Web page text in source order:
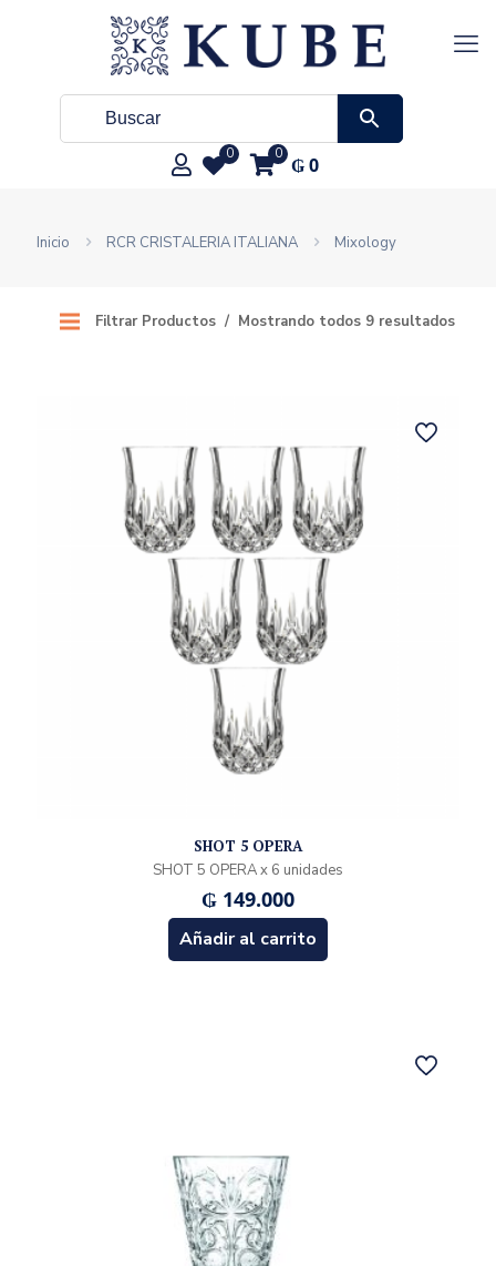
0 0 ₲0
Inicio RCR CRISTALERIA ITALIANA Mixology
Filtrar Productos Mostrando todos 9 resultados
SHOT 5 OPERA
SHOT 5 OPERA x 6 unidades
₲ 149.000
Añadir al carrito